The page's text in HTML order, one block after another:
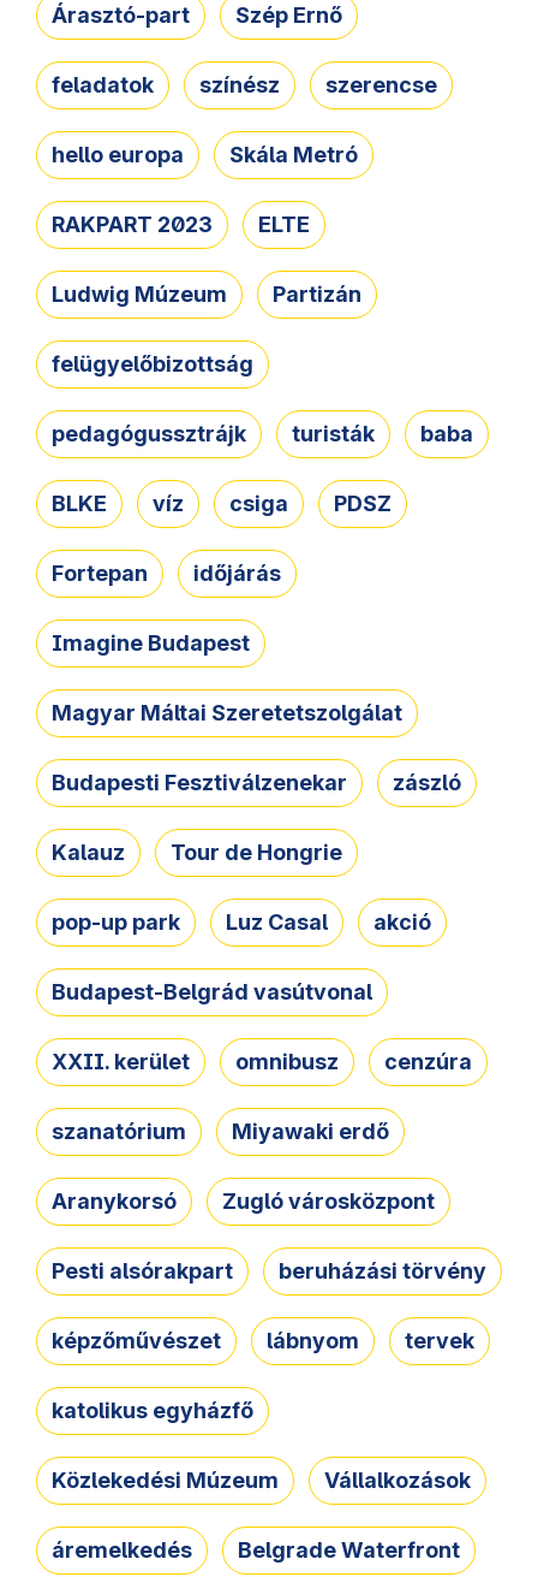
Árasztó-part Szép Ernő
feladatok színész szerencse
hello europa Skála Metró
RAKPART 2023 ELTE
Ludwig Múzeum Partizán
felügyelőbizottság
pedagógussztrájk turisták baba
BLKE víz csiga PDSZ
Fortepan időjárás
Imagine Budapest
Magyar Máltai Szeretetszolgálat
Budapesti Fesztiválzenekar zászló
Kalauz Tour de Hongrie
pop-up park Luz Casal akció
Budapest-Belgrád vasútvonal
XXII. kerület omnibusz cenzúra
szanatórium Miyawaki erdő
Aranykorsó Zugló városközpont
Pesti alsórakpart beruházási törvény
képzőművészet lábnyom tervek
katolikus egyházfő
Közlekedési Múzeum Vállalkozások
áremelkedés Belgrade Waterfront